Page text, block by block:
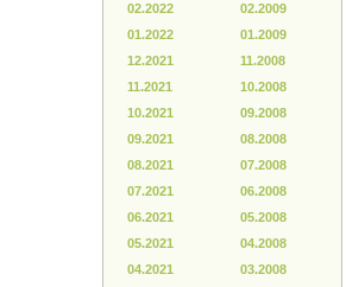
02.2022
01.2022
12.2021
11.2021
10.2021
09.2021
08.2021
07.2021
06.2021
05.2021
04.2021
02.2009
01.2009
11.2008
10.2008
09.2008
08.2008
07.2008
06.2008
05.2008
04.2008
03.2008